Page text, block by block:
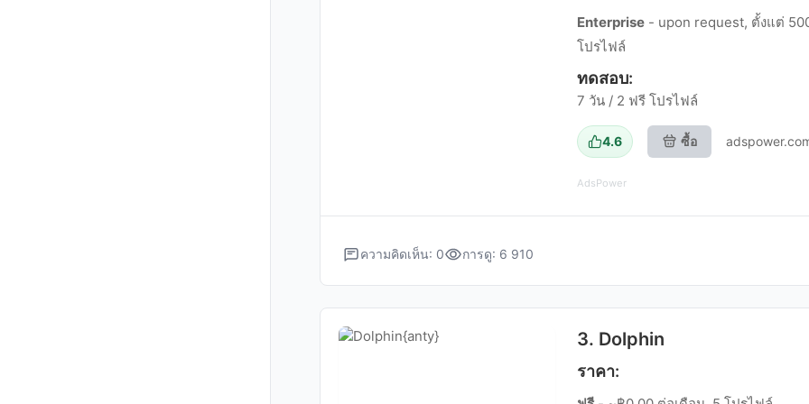
Enterprise - upon request, ตั้งแต่
โปรไฟล์
ทดสอบ:
7 วัน / 2 ฟรี โปรไฟล์
4.6 ซื้อ
AdsPower
ความคิดเห็น: 0 การดู: 6 910
3. Dolphin
ราคา: